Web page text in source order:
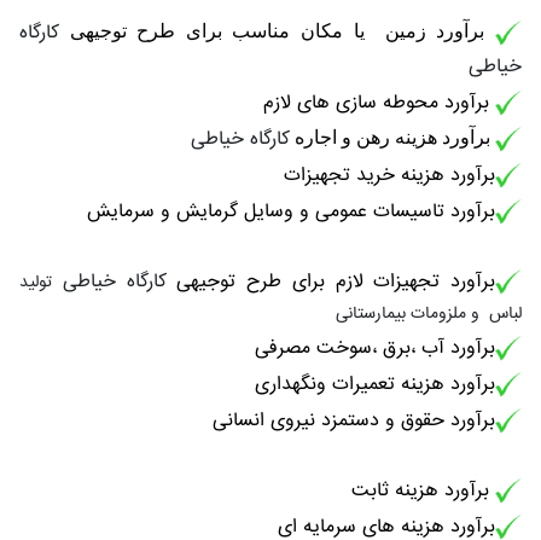
برآورد زمین یا مکان مناسب برای طرح توجیهی کارگاه
خیاطی
برآورد محوطه سازی های لازم
برآورد هزینه رهن و اجاره کارگاه خیاطی
برآورد هزینه خرید تجهیزات
برآورد تاسیسات عمومی و وسایل گرمایش و سرمایش
برآورد تجهیزات لازم برای طرح توجیهیکارگاه خیاطی تولید
لباس و ملزومات بیمارستانی
برآورد آب ،برق ،سوخت مصرفی
برآورد هزینه تعمیرات ونگهداری
برآورد حقوق و دستمزد نیروی انسانی
برآورد هزینه ثابت
برآورد هزینه های سرمایه ای